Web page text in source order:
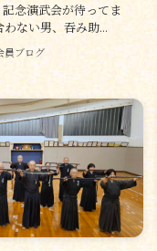
念演武会が待ってま
ない男、吞み助...
員ブログ